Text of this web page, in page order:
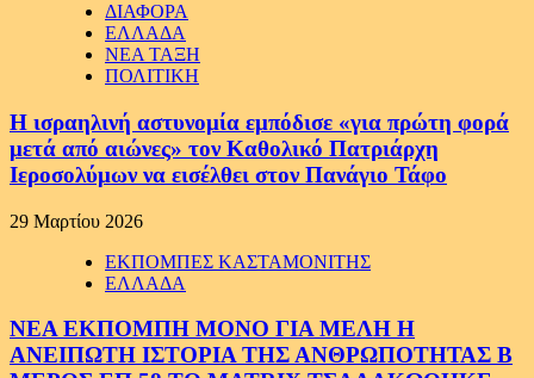
ΔΙΑΦΟΡΑ
ΕΛΛΑΔΑ
ΝΕΑ ΤΑΞΗ
ΠΟΛΙΤΙΚΗ
Η ισραηλινή αστυνομία εμπόδισε «για πρώτη φορά
μετά από αιώνες» τον Καθολικό Πατριάρχη
Ιεροσολύμων να εισέλθει στον Πανάγιο Τάφο
29 Μαρτίου 2026
ΕΚΠΟΜΠΕΣ ΚΑΣΤΑΜΟΝΙΤΗΣ
ΕΛΛΑΔΑ
ΝΕΑ ΕΚΠΟΜΠΗ ΜΟΝΟ ΓΙΑ ΜΕΛΗ Η
ΑΝΕΙΠΩΤΗ ΙΣΤΟΡΙΑ ΤΗΣ ΑΝΘΡΩΠΟΤΗΤΑΣ Β